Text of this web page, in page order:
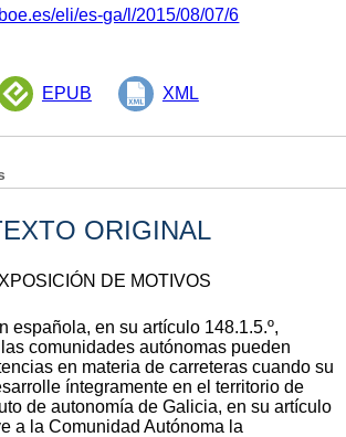
eli/es-ga/l/2015/08/07/6
EPUB XML
ORIGINAL
DE MOTIVOS
española, en su artículo 148.1.5.º,
comunidades autónomas pueden
en materia de carreteras cuando su
íntegramente en el territorio de
de autonomía de Galicia, en su artículo
a la Comunidad Autónoma la